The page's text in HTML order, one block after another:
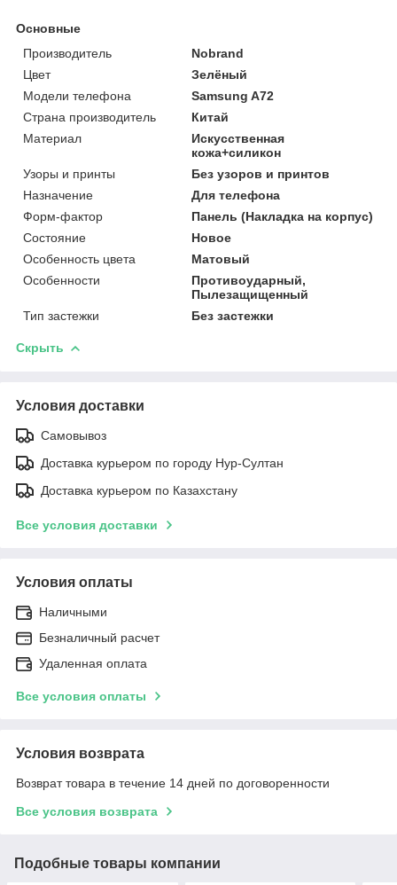
Основные
Производитель
Nobrand
Цвет
Зелёный
Модели телефона
Samsung A72
Страна производитель
Китай
Материал
Искусственная
кожа+силикон
Узоры и принты
Без узоров и принтов
Назначение
Для телефона
Форм-фактор
Панель (Накладка на корпус)
Состояние
Новое
Особенность цвета
Матовый
Особенности
Противоударный,
Пылезащищенный
Тип застежки
Без застежки
Скрыть
Условия доставки
Самовывоз
Доставка курьером по городу Нур-Султан
Доставка курьером по Казахстану
Все условия доставки
Условия оплаты
Наличными
Безналичный расчет
Удаленная оплата
Все условия оплаты
Условия возврата
Возврат товара в течение 14 дней по договоренности
Все условия возврата
Подобные товары компании